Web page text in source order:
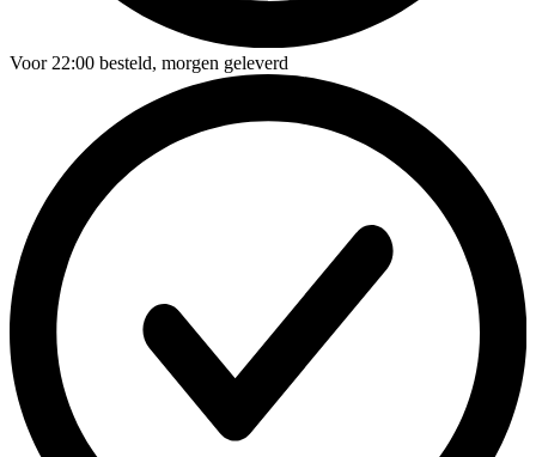
Voor22:00 besteld, morgen geleverd